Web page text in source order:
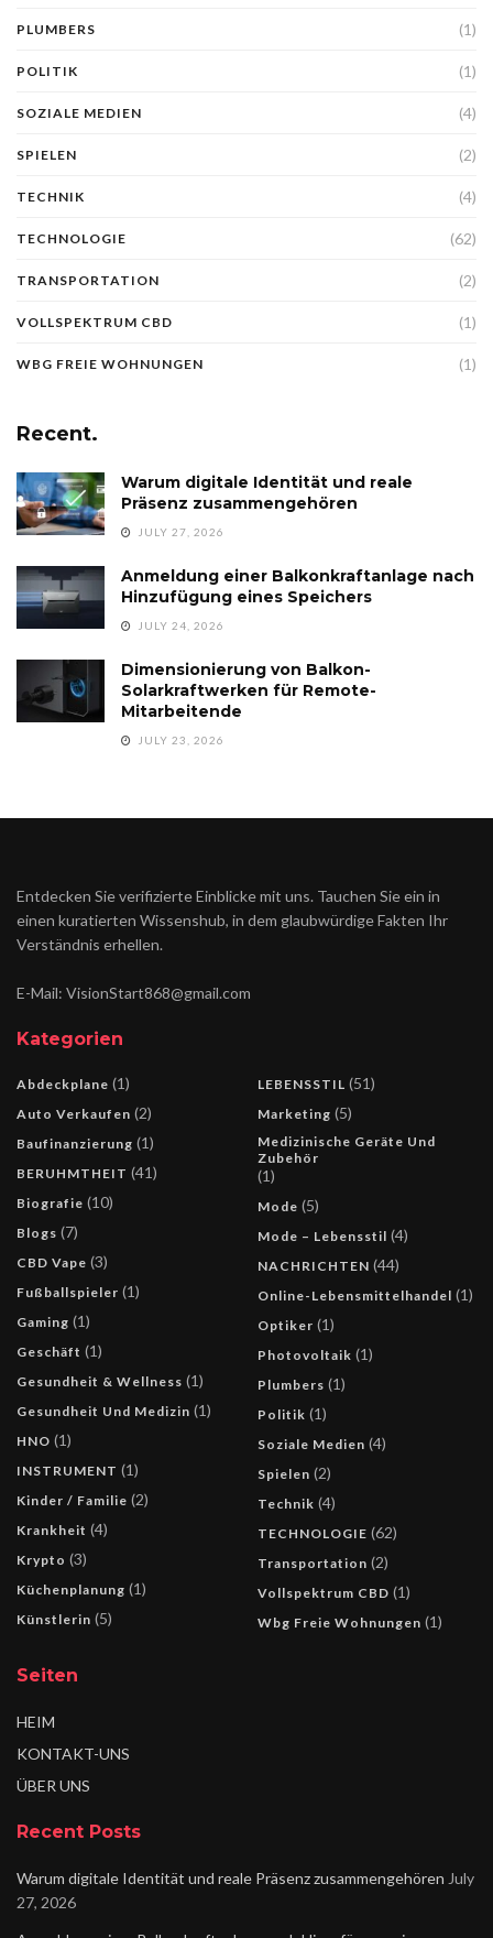
PLUMBERS (1)
POLITIK (1)
SOZIALE MEDIEN (4)
SPIELEN (2)
TECHNIK (4)
TECHNOLOGIE (62)
TRANSPORTATION (2)
VOLLSPEKTRUM CBD (1)
WBG FREIE WOHNUNGEN (1)
Recent.
Warum digitale Identität und reale
Präsenz zusammengehören
JULY 27, 2026
Anmeldung einer Balkonkraftanlage nach
Hinzufügung eines Speichers
JULY 24, 2026
Dimensionierung von Balkon-
Solarkraftwerken für Remote-
Mitarbeitende
JULY 23, 2026
Entdecken Sie verifizierte Einblicke mit uns. Tauchen Sie ein in
einen kuratierten Wissenshub, in dem glaubwürdige Fakten Ihr
Verständnis erhellen.
E-Mail: VisionStart868@gmail.com
Kategorien
Abdeckplane (1)
Auto Verkaufen (2)
Baufinanzierung (1)
BERUHMTHEIT (41)
Biografie (10)
Blogs (7)
CBD Vape (3)
Fußballspieler (1)
Gaming (1)
Geschäft (1)
Gesundheit & Wellness (1)
Gesundheit Und Medizin (1)
HNO (1)
INSTRUMENT (1)
Kinder / Familie (2)
Krankheit (4)
Krypto (3)
Küchenplanung (1)
Künstlerin (5)
LEBENSSTIL (51)
Marketing (5)
Medizinische Geräte Und
Zubehör
(1)
Mode (5)
Mode – Lebensstil (4)
NACHRICHTEN (44)
Online-Lebensmittelhandel (1)
Optiker (1)
Photovoltaik (1)
Plumbers (1)
Politik (1)
Soziale Medien (4)
Spielen (2)
Technik (4)
TECHNOLOGIE (62)
Transportation (2)
Vollspektrum CBD (1)
Wbg Freie Wohnungen (1)
Seiten
HEIM
KONTAKT-UNS
ÜBER UNS
Recent Posts
Warum digitale Identität und reale Präsenz zusammengehören July
27, 2026